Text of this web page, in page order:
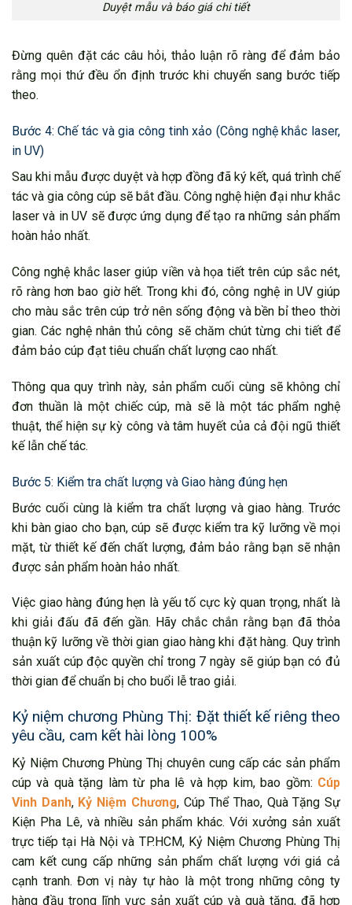
Duyệt mẫu và báo giá chi tiết
Đừng quên đặt các câu hỏi, thảo luận rõ ràng để đảm bảo
rằng mọi thứ đều ổn định trước khi chuyển sang bước tiếp
theo.
Bước 4: Chế tác và gia công tinh xảo (Công nghệ khắc laser,
in UV)
Sau khi mẫu được duyệt và hợp đồng đã ký kết, quá trình chế
tác và gia công cúp sẽ bắt đầu. Công nghệ hiện đại như khắc
laser và in UV sẽ được ứng dụng để tạo ra những sản phẩm
hoàn hảo nhất.
Công nghệ khắc laser giúp viền và họa tiết trên cúp sắc nét,
rõ ràng hơn bao giờ hết. Trong khi đó, công nghệ in UV giúp
cho màu sắc trên cúp trở nên sống động và bền bỉ theo thời
gian. Các nghệ nhân thủ công sẽ chăm chút từng chi tiết để
đảm bảo cúp đạt tiêu chuẩn chất lượng cao nhất.
Thông qua quy trình này, sản phẩm cuối cùng sẽ không chỉ
đơn thuần là một chiếc cúp, mà sẽ là một tác phẩm nghệ
thuật, thể hiện sự kỳ công và tâm huyết của cả đội ngũ thiết
kế lẫn chế tác.
Bước 5: Kiểm tra chất lượng và Giao hàng đúng hẹn
Bước cuối cùng là kiểm tra chất lượng và giao hàng. Trước
khi bàn giao cho bạn, cúp sẽ được kiểm tra kỹ lưỡng về mọi
mặt, từ thiết kế đến chất lượng, đảm bảo rằng bạn sẽ nhận
được sản phẩm hoàn hảo nhất.
Việc giao hàng đúng hẹn là yếu tố cực kỳ quan trọng, nhất là
khi giải đấu đã đến gần. Hãy chắc chắn rằng bạn đã thỏa
thuận kỹ lưỡng về thời gian giao hàng khi đặt hàng. Quy trình
sản xuất cúp độc quyền chỉ trong 7 ngày sẽ giúp bạn có đủ
thời gian để chuẩn bị cho buổi lễ trao giải.
Kỷ niệm chương Phùng Thị: Đặt thiết kế riêng theo
yêu cầu, cam kết hài lòng 100%
Kỷ Niệm Chương Phùng Thị chuyên cung cấp các sản phẩm
cúp và quà tặng làm từ pha lê và hợp kim, bao gồm: Cúp
Vinh Danh, Kỷ Niệm Chương, Cúp Thể Thao, Quà Tặng Sự
Kiện Pha Lê, và nhiều sản phẩm khác. Với xưởng sản xuất
trực tiếp tại Hà Nội và TP.HCM, Kỷ Niệm Chương Phùng Thị
cam kết cung cấp những sản phẩm chất lượng với giá cả
cạnh tranh. Đơn vị này tự hào là một trong những công ty
hàng đầu trong lĩnh vực sản xuất cúp và quà tặng, đã hợp